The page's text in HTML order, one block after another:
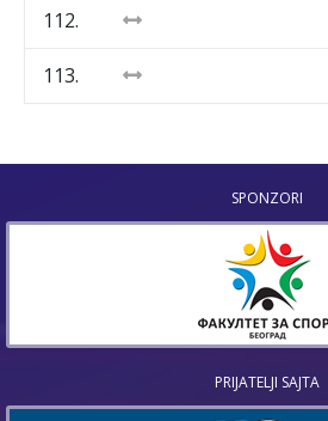
112.
113.
SPONZORI
PRIJATELJI SAJTA